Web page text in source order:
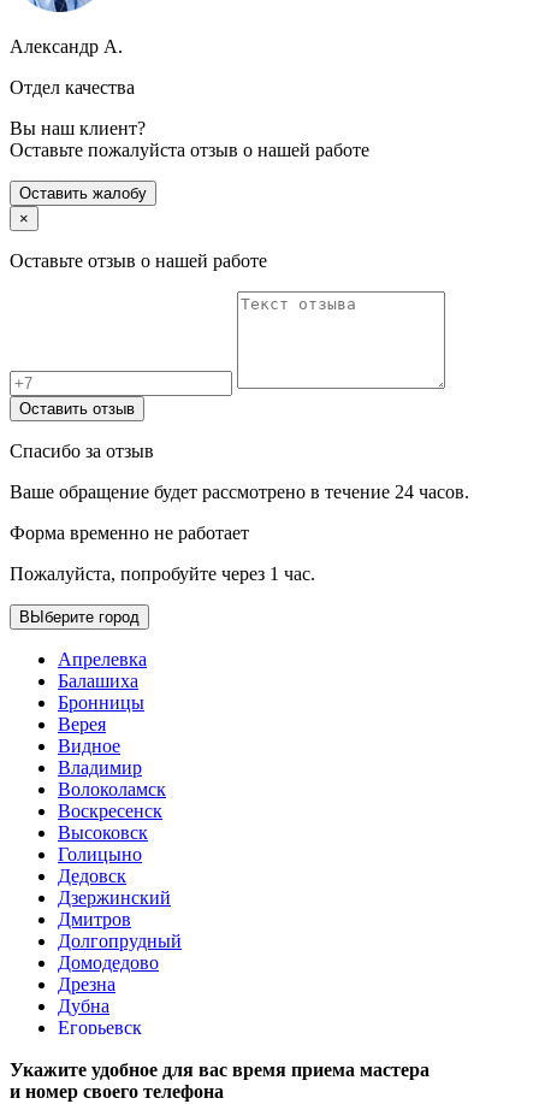
Александр А.
Отдел качества
Вы наш клиент?
Оставьте пожалуйста отзыв о нашей работе
Оставить жалобу
×
Оставьте отзыв о нашей работе
Оставить отзыв
Спасибо за отзыв
Ваше обращение будет рассмотрено в течение 24 часов.
Форма временно не работает
Пожалуйста, попробуйте через 1 час.
ВЫберите город
Апрелевка
Балашиха
Бронницы
Верея
Видное
Владимир
Волоколамск
Воскресенск
Высоковск
Голицыно
Дедовск
Дзержинский
Дмитров
Долгопрудный
Домодедово
Дрезна
Дубна
Егорьевск
Жуковский
Зарайск
Укажите удобное для вас время приема мастера
и номер своего телефона